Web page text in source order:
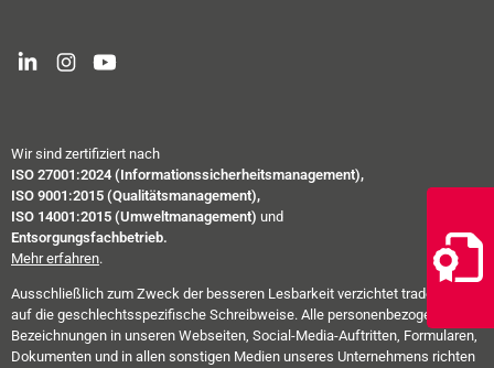
Wir sind zertifiziert nach
ISO 27001:2024 (Informationssicherheitsmanagement),
ISO 9001:2015 (Qualitätsmanagement),
ISO 14001:2015 (Umweltmanagement) und
Entsorgungsfachbetrieb.
Mehr erfahren.
Ausschließlich zum Zweck der besseren Lesbarkeit verzichtet trade-e-bility
auf die geschlechtsspezifische Schreibweise. Alle personenbezogenen
Bezeichnungen in unseren Webseiten, Social-Media-Auftritten, Formularen,
Dokumenten und in allen sonstigen Medien unseres Unternehmens richten